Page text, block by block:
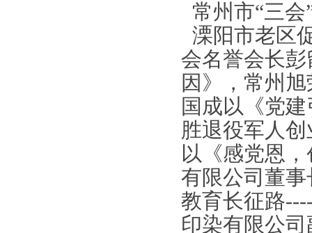
常州市“三会
溧阳市老区
会名誉会长
因》，常州
国成以《党
胜退役军人
以《感党恩，
有限公司董
教育长征路
印染有限公